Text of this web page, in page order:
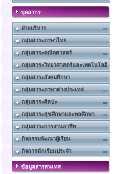
บุคลากร
ฝ่ายบริหาร
กลุ่มสาระภาษาไทย
กลุ่มสาระคณิตศาสตร์
กลุ่มสาระวิทยาศาสตร์และเทคโนโลยี
กลุ่มสาระสังคมศึกษา
กลุ่มสาระภาษาต่างประเทศ
กลุ่มสาระศิลปะ
กลุ่มสาระสุขศึกษาและพลศึกษา
กลุ่มสาระการงานอาชีพ
กิจกรรมพัฒนาผู้เรียน
กิจการนักเรียนประจำ
ข้อมูลสารสนเทศ